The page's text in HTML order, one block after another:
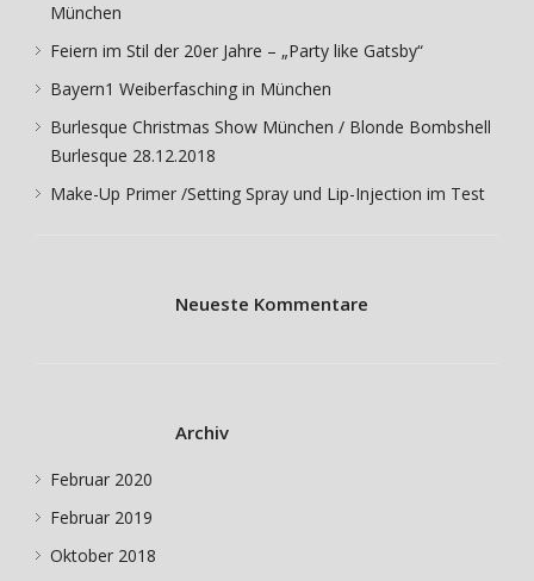
München
Feiern im Stil der 20er Jahre – „Party like Gatsby“
Bayern1 Weiberfasching in München
Burlesque Christmas Show München / Blonde Bombshell
Burlesque 28.12.2018
Make-Up Primer /Setting Spray und Lip-Injection im Test
Neueste Kommentare
Archiv
Februar 2020
Februar 2019
Oktober 2018